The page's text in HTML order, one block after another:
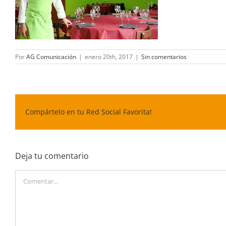
PorAG Comunicación | enero 20th, 2017 | Sin comentarios
Compártelo en tu Red Social Favorita!
Deja tu comentario